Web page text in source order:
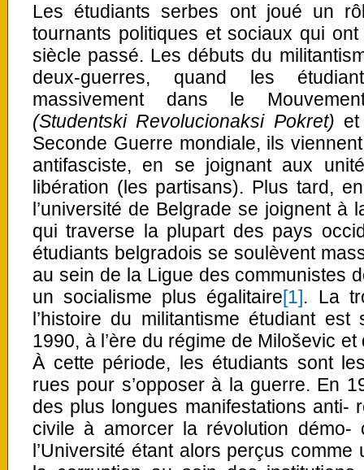
Les étudiants serbes ont joué un
tournants politiques et sociaux qui
siècle passé. Les débuts du
deux-guerres, quand les
massivement dans le
(Studentski Revolucionaksi Pokret)
Seconde Guerre mondiale, ils
antifasciste, en se joignant aux
libération (les partisans). Plus tard,
l’université de Belgrade se joignent à
qui traverse la plupart des pays
étudiants belgradois se soulèvent
au sein de la Ligue des communistes
un socialisme plus égalitaire[1]. La
l’histoire du militantisme étudiant
1990, à l’ère du régime de Miloševic
À cette période, les étudiants sont
rues pour s’opposer à la guerre. En
des plus longues manifestations anti-
civile à amorcer la révolution démo-
l’Université étant alors perçus